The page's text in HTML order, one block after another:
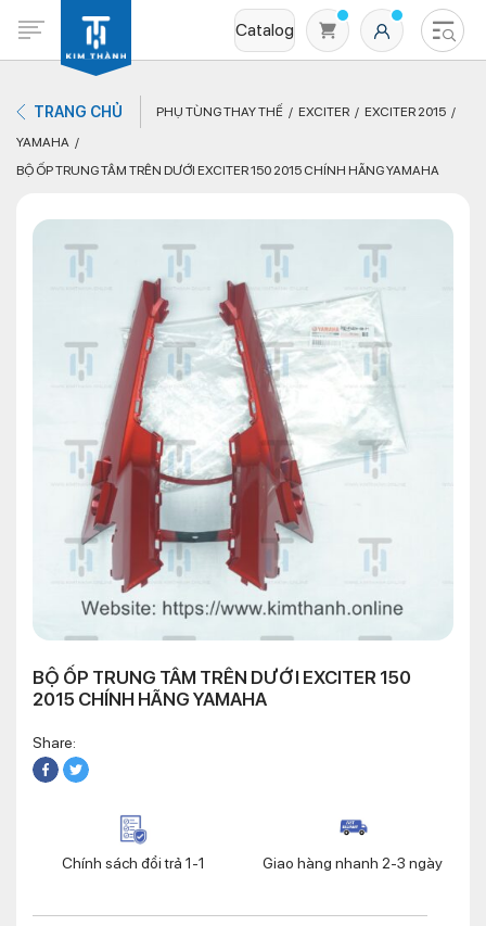
Catalog
Không có sản phẩm nào trong giỏ hàng
TRANG CHỦ PHỤ TÙNG THAY THẾ EXCITER
EXCITER 2015
YAMAHA
BỘ ỐP TRUNG TÂM TRÊN DƯỚI EXCITER 150 2015 CHÍNH HÃNG YAMAHA
BỘ ỐP TRUNG TÂM TRÊN DƯỚI EXCITER 150
2015 CHÍNH HÃNG YAMAHA
Share:
Chính sách đổi trả 1-1 Giao hàng nhanh 2-3 ngày